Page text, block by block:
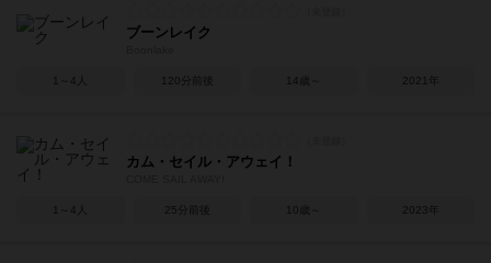
ブーンレイク
1～4人 120分前後 14歳～ 2021年
カム・セイル・アウェイ！
1～4人 25分前後 10歳～ 2023年